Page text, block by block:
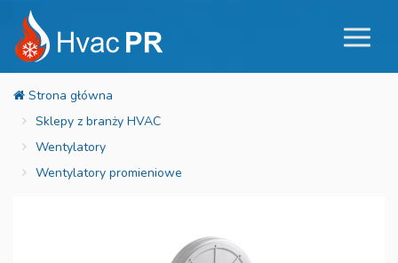
Sklepy z branży HVAC
Wentylatory
Wentylatory promieniowe